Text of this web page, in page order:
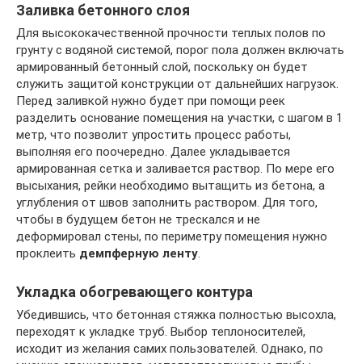
Заливка бетонного слоя
Для высококачественной прочности теплых полов по
грунту с водяной системой, порог пола должен включать
армированный бетонный слой, поскольку он будет
служить защитой конструкции от дальнейших нагрузок.
Перед заливкой нужно будет при помощи реек
разделить основание помещения на участки, с шагом в 1
метр, что позволит упростить процесс работы,
выполняя его поочередно. Далее укладывается
армированная сетка и заливается раствор. По мере его
высыхания, рейки необходимо вытащить из бетона, а
углубления от швов заполнить раствором. Для того,
чтобы в будущем бетон не трескался и не
деформировал стены, по периметру помещения нужно
проклеить демпферную ленту
Укладка обогревающего контура
Убедившись, что бетонная стяжка полностью высохла,
переходят к укладке труб. Выбор теплоносителей,
исходит из желания самих пользователей. Однако, по